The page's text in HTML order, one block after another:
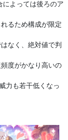
によっては後ろのア
るため構成が限定
なく、絶対値で判
度がかなり高いの
力も若干低くなっ